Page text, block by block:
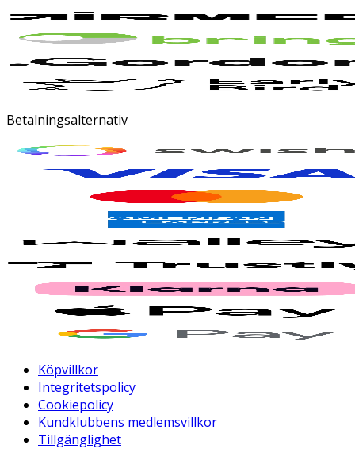
Betalningsalternativ
Köpvillkor
Integritetspolicy
Cookiepolicy
Kundklubbens medlemsvillkor
Tillgänglighet